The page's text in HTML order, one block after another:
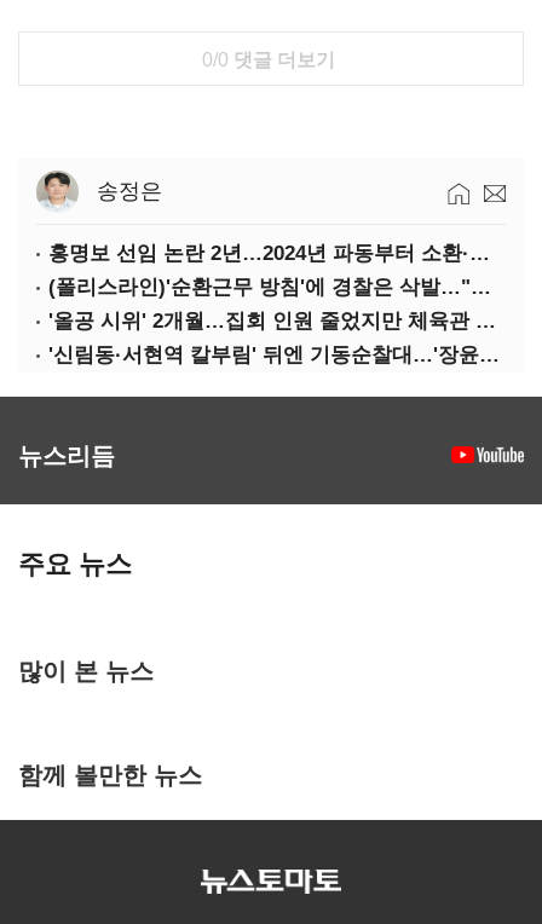
0/0 댓글 더보기
송정은
홍명보 선임 논란 2년…2024년 파동부터 소환·압색까지
(폴리스라인)'순환근무 방침'에 경찰은 삭발…"베테랑·수사력 보강 먼저"
'올공 시위' 2개월…집회 인원 줄었지만 체육관 봉쇄 계속
'신림동·서현역 칼부림' 뒤엔 기동순찰대…'장윤기 은폐·조작' 후엔 내부비리수사대
뉴스리듬
주요 뉴스
많이 본 뉴스
함께 볼만한 뉴스